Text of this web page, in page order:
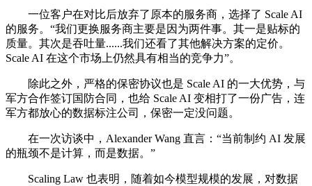
一位客户在对比后放弃了原本的服务商，选择了 Scale AI
的服务。“我们更换服务商主要是因为两件事。其一是贴标的
质量。其次是吞吐量......我们还看了其他解决方案的定价。
Scale AI 在这个市场上仍然具有相当的竞争力”。
除此之外，严格的保密协议也是 Scale AI 的一大优势，与
军方合作签订国防合同，也给 Scale AI 变相打了一份广告，连
军方都放心的数据标注公司，保密一定没问题。
在一次访谈中，Alexander Wang 直言：“当前制约 AI 发展
的瓶颈不是计算，而是数据。”
Scaling Law 也表明，随着如今模型规模的发展，对数据